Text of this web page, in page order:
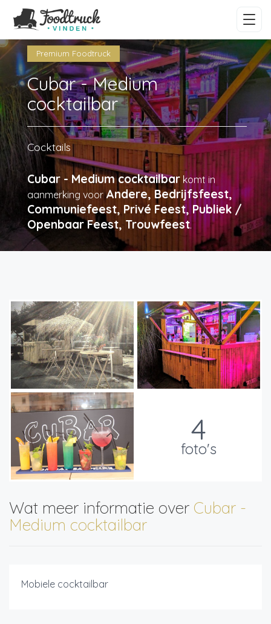
Premium Foodtruck
Cubar - Medium
cocktailbar
Cocktails
Cubar - Medium cocktailbar komt in
aanmerking voorAndere, Bedrijfsfeest,
Communiefeest, Privé Feest, Publiek /
Openbaar Feest, Trouwfeest.
4
foto's
Wat meer informatie over Cubar -
Medium cocktailbar
Mobiele cocktailbar